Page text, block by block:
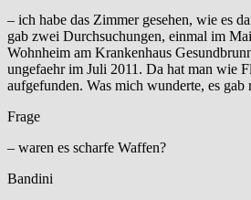
– ich habe das Zimmer gesehen, wie es
gab zwei Durchsuchungen, einmal im
Wohnheim am Krankenhaus
ungefaehr im Juli 2011. Da hat man wie
aufgefunden. Was mich wunderte, es gab
Frage
– waren es scharfe Waffen?
Bandini